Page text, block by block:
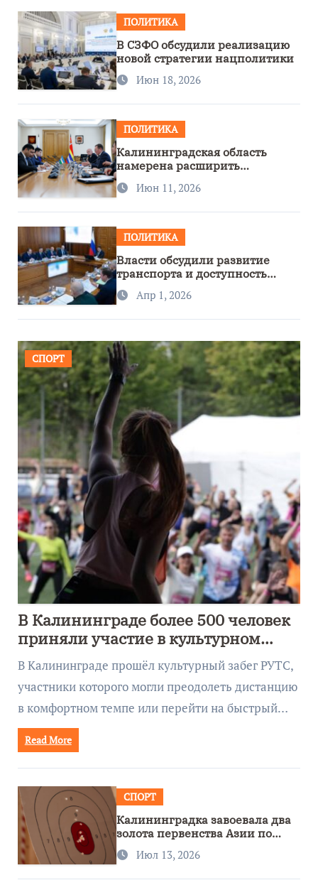
ПОЛИТИКА
В СЗФО обсудили реализацию
новой стратегии нацполитики
Июн 18, 2026
ПОЛИТИКА
Калининградская область
намерена расширить
сотрудничество с Узбекистаном
Июн 11, 2026
ПОЛИТИКА
Власти обсудили развитие
транспорта и доступность
региона
Апр 1, 2026
СПОРТ
В Калининграде более 500 человек
приняли участие в культурном
забеге
В Калининграде прошёл культурный забег РУТС,
участники которого могли преодолеть дистанцию
в комфортном темпе или перейти на быстрый…
Read More
СПОРТ
Калининградка завоевала два
золота первенства Азии по
метанию ножа
Июл 13, 2026